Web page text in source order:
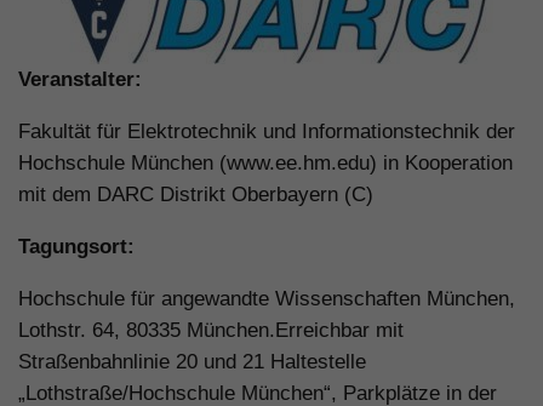
Veranstalter:
Fakultät für Elektrotechnik und Informationstechnik der
Hochschule München (www.ee.hm.edu) in Kooperation
mit dem DARC Distrikt Oberbayern (C)
Tagungsort:
Hochschule für angewandte Wissenschaften München,
Lothstr. 64, 80335 München.Erreichbar mit
Straßenbahnlinie 20 und 21 Haltestelle
„Lothstraße/Hochschule München“, Parkplätze in der